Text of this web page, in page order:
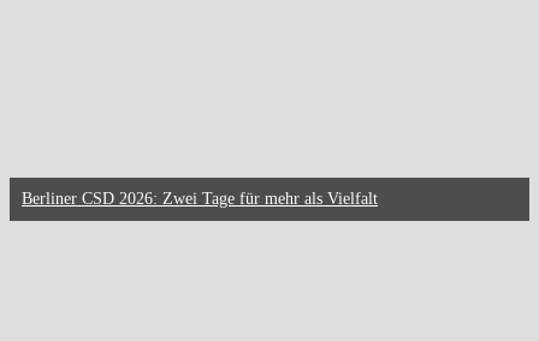
Berliner CSD 2026: Zwei Tage für mehr als Vielfalt